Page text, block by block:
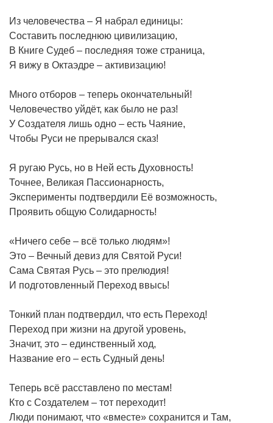
Из человечества – Я набрал единицы:
Составить последнюю цивилизацию,
В Книге Судеб – последняя тоже страница,
Я вижу в Октаэдре – активизацию!
Много отборов – теперь окончательный!
Человечество уйдёт, как было не раз!
У Создателя лишь одно – есть Чаяние,
Чтобы Руси не прерывался сказ!
Я ругаю Русь, но в Ней есть Духовность!
Точнее, Великая Пассионарность,
Эксперименты подтвердили Её возможность,
Проявить общую Солидарность!
«Ничего себе – всё только людям»!
Это – Вечный девиз для Святой Руси!
Сама Святая Русь – это прелюдия!
И подготовленный Переход ввысь!
Тонкий план подтвердил, что есть Переход!
Переход при жизни на другой уровень,
Значит, это – единственный ход,
Название его – есть Судный день!
Теперь всё расставлено по местам!
Кто с Создателем – тот переходит!
Люди понимают, что «вместе» сохранится и Там,